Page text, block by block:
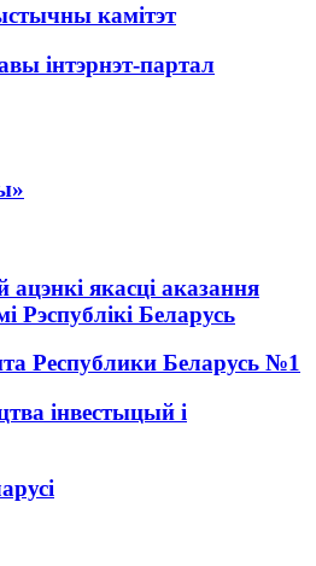
камітэт
інтэрнэт-партал
якасці аказання
Рэспублікі Беларусь
Республики Беларусь №1
інвестыцый і